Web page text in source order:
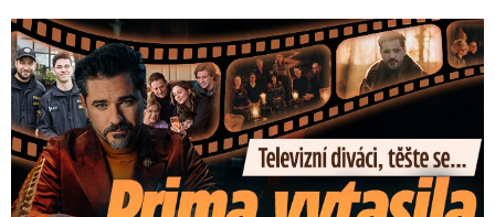
Prima vytasila podzimní trumfy! Další Zrádci a žhavé novinky